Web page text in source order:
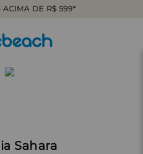
ACIMA DE R$ 599*
Sahara